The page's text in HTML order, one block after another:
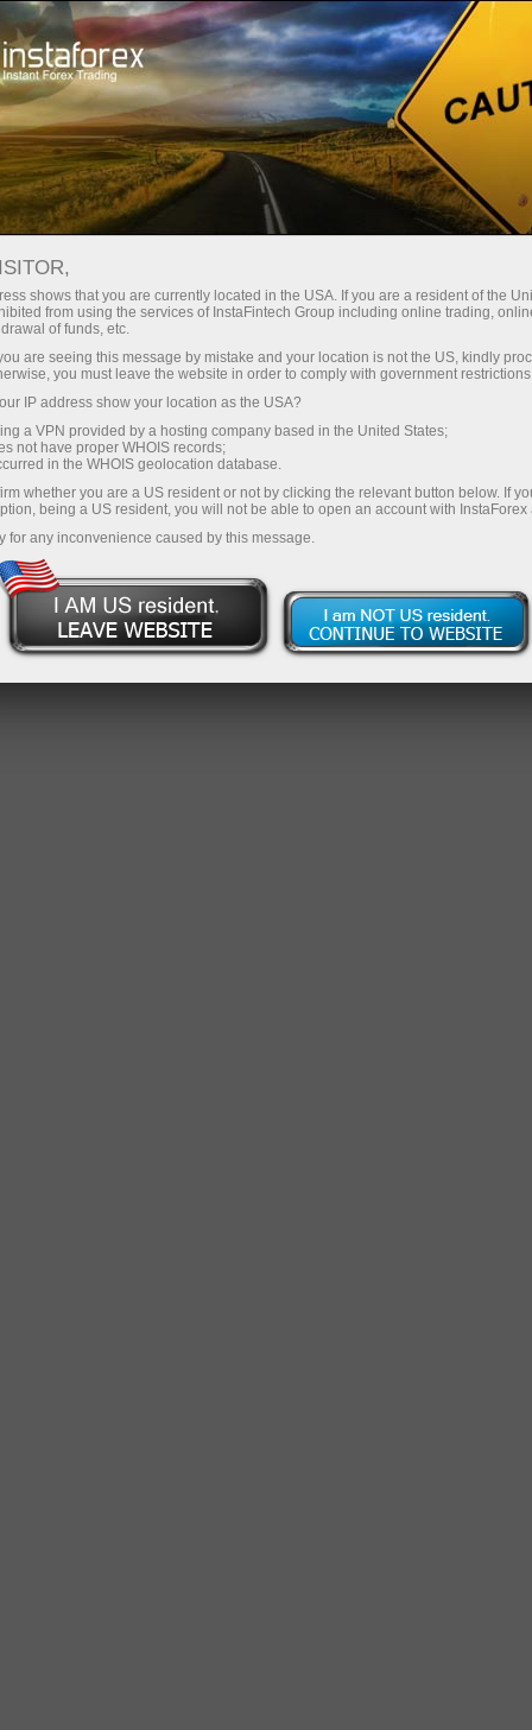
Про компанію ІнстаСпорт
InstaForex Loprais Team
ГАЛЕРЕЯ КОМАНДИ
INSTAFOREX LOPRAIS TEAM
- РАЛЛИ ДАКАР 2021
Відкрити торговий рахунок
Відкрити демо-рахунок
shows that you are currently located in the USA. If you are a resident of the
from using the services of InstaFintech Group including online trading,
of funds, etc.
are seeing this message by mistake and your location is not the US, kindly
you must leave the website in order to comply with government
IP address show your location as the USA?
a VPN provided by a hosting company based in the United States;
not have proper WHOIS records;
in the WHOIS geolocation database.
whether you are a US resident or not by clicking the relevant button below. If
being a US resident, you will not be able to open an account with InstaForex
for any inconvenience caused by this message.